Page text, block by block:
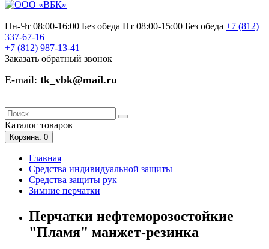
Пн-Чт 08:00-16:00 Без обеда Пт 08:00-15:00 Без обеда +7 (812)
337-67-16
+7 (812) 987-13-41
Заказать обратный звонок
E-mail: tk_vbk@mail.ru
Каталог товаров
Корзина: 0
Главная
Средства индивидуальной защиты
Средства защиты рук
Зимние перчатки
Перчатки нефтеморозостойкие
"Пламя" манжет-резинка